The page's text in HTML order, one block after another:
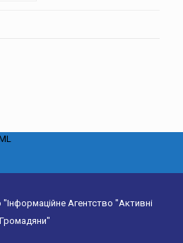
"Інформаційне Агентство "Активні
Громадяни"